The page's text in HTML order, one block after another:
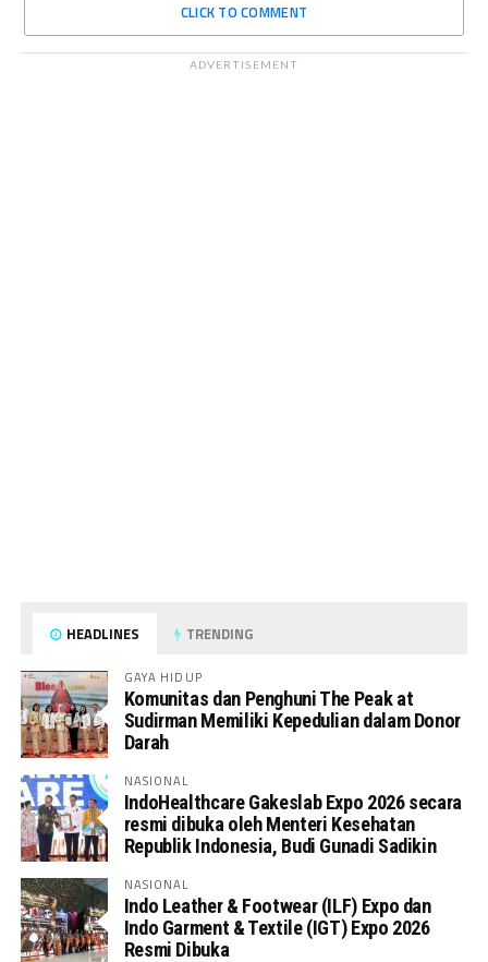
CLICK TO COMMENT
ADVERTISEMENT
HEADLINES TRENDING
GAYA HIDUP
Komunitas dan Penghuni The Peak at
Sudirman Memiliki Kepedulian dalam Donor
Darah
NASIONAL
IndoHealthcare Gakeslab Expo 2026 secara
resmi dibuka oleh Menteri Kesehatan
Republik Indonesia, Budi Gunadi Sadikin
NASIONAL
Indo Leather & Footwear (ILF) Expo dan
Indo Garment & Textile (IGT) Expo 2026
Resmi Dibuka